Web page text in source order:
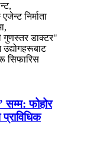
निर्माता
गुणस्तर डाक्टर"
उद्योगहरूबाट
सिफारिस
फोहोर